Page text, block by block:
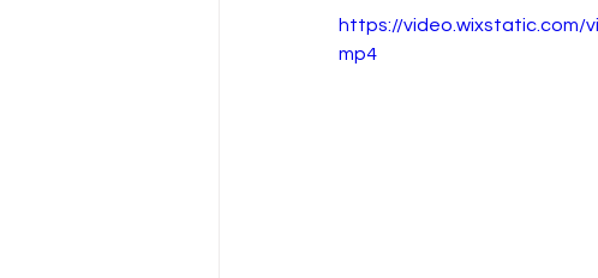
https://video.wixstatic.com/
mp4